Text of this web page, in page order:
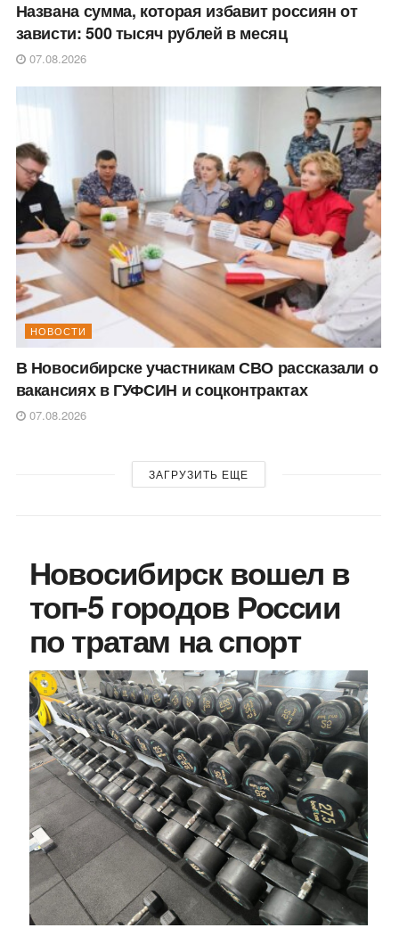
Названа сумма, которая избавит россиян от
зависти: 500 тысяч рублей в месяц
07.08.2026
НОВОСТИ
В Новосибирске участникам СВО рассказали о
вакансиях в ГУФСИН и соцконтрактах
07.08.2026
ЗАГРУЗИТЬ ЕЩЕ
Новосибирск вошел в
топ-5 городов России
по тратам на спорт